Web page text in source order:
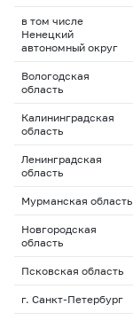
в том числе
Ненецкий
автономный округ
Вологодская
область
Калининградская
область
Ленинградская
область
Мурманская область
Новгородская
область
Псковская область
г. Санкт-Петербург